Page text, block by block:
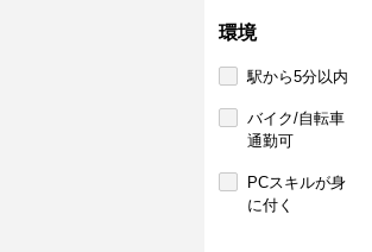
環境
駅から5分以内
バイク/自転車
通勤可
PCスキルが身
に付く